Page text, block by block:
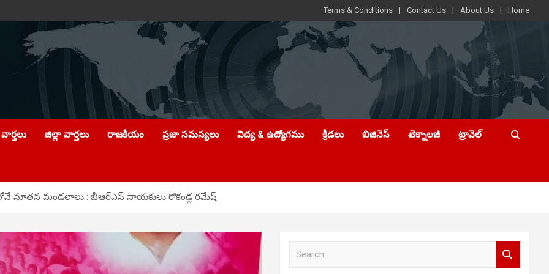
Terms & Conditions Contact Us About Us Home
జిల్లా వార్తలు రాజకీయం ప్రజా సమస్యలు విద్య & ఉద్యోగము క్రీడలు బిజినెస్ టెక్నాలజీ ట్రావెల్
నూతన మండలాలు : బీఆర్ఎస్ నాయకులు రోకండ్ల రమేష్